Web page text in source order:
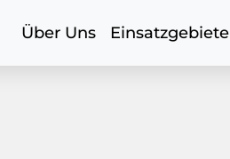
Über Uns Einsatzgebiete